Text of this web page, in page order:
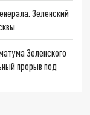
Зеленский
Зеленского
прорыв под